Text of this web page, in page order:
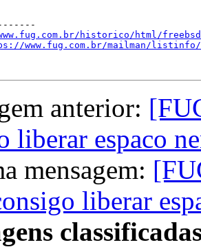
historico/html/
www.fug.com.br/mailman/listinfo/
anterior:
liberar espaco
mensagem:
liberar